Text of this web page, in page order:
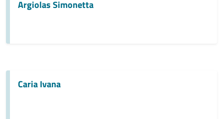
Argiolas Simonetta
Caria Ivana